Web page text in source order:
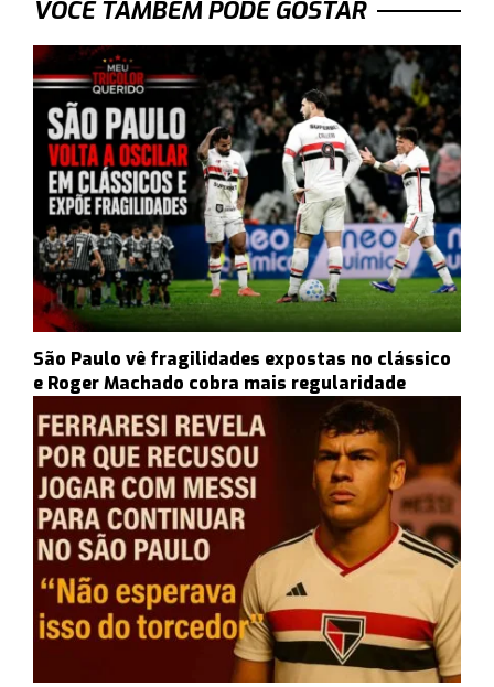
VOCÊ TAMBÉM PODE GOSTAR
São Paulo vê fragilidades expostas no clássico
e Roger Machado cobra mais regularidade